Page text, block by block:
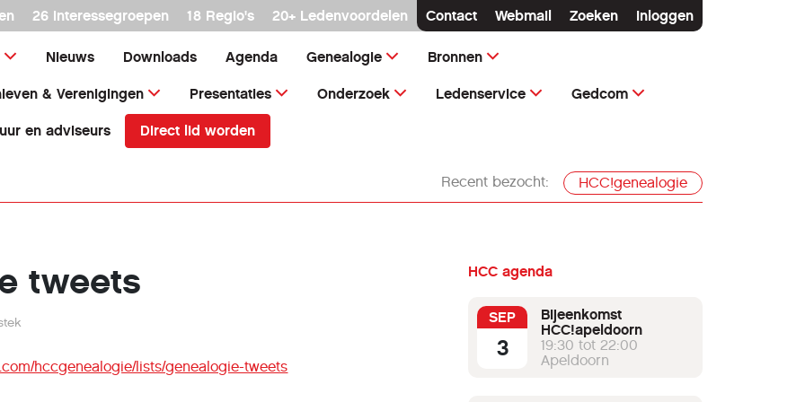
26 interessegroepen 18 Regio's 20+ Ledenvoordelen Contact Webmail Zoeken Inloggen
Nieuws Downloads Agenda Genealogie Bronnen
& Verenigingen Presentaties Onderzoek Ledenservice Gedcom
en adviseurs Direct lid worden
Recent bezocht: HCC!genealogie
tweets
hccgenealogie/lists/genealogie-tweets
HCC agenda
SEP
3
Bijeenkomst
HCC!apeldoorn
19:30 tot 22:00
Apeldoorn